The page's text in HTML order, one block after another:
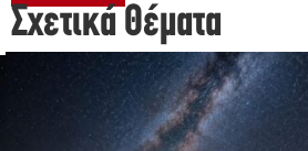
Σχετικά Θέματα